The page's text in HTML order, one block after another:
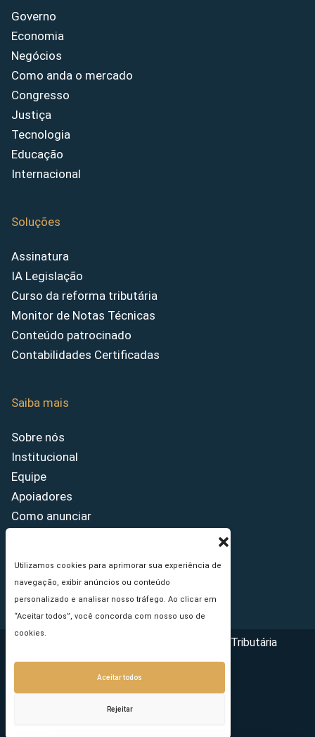
Utilizamos cookies para aprimorar sua experiência de
navegação, exibir anúncios ou conteúdo
personalizado e analisar nosso tráfego. Ao clicar em
“Aceitar todos”, você concorda com nosso uso de
cookies.
Aceitar todos
Rejeitar
Governo
Economia
Negócios
Como anda o mercado
Congresso
Justiça
Tecnologia
Educação
Internacional
Soluções
Assinatura
IA Legislação
Curso da reforma tributária
Monitor de Notas Técnicas
Conteúdo patrocinado
Contabilidades Certificadas
Saiba mais
Sobre nós
Institucional
Equipe
Apoiadores
Como anunciar
Princípios Editoriais
Copyright © 2026 - Portal da Reforma Tributária